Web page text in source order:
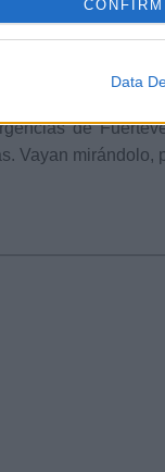
CONFIRM
Data
mermar
Civil. ¡En
vacaciones!
de
Vayan